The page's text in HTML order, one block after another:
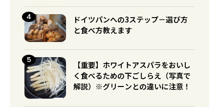
ドイツパンへの3ステップ－選び方
と食べ方教えます
【重要】ホワイトアスパラをおいし
く食べるための下ごしらえ（写真で
解説）※グリーンとの違いに注意！